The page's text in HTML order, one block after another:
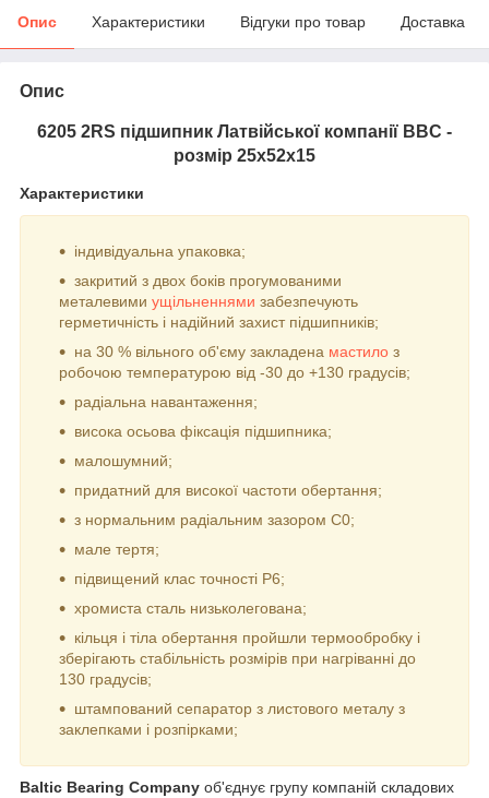
Опис Характеристики Відгуки про товар Доставка
Опис
6205 2RS підшипник Латвійської компанії BBC -
розмір 25х52х15
Характеристики
індивідуальна упаковка;
закритий з двох боків прогумованими
металевими ущільненнями забезпечують
герметичність і надійний захист підшипників;
на 30 % вільного об'єму закладена мастило з
робочою температурою від -30 до +130 градусів;
радіальна навантаження;
висока осьова фіксація підшипника;
малошумний;
придатний для високої частоти обертання;
з нормальним радіальним зазором С0;
мале тертя;
підвищений клас точності P6;
хромиста сталь низьколегована;
кільця і тіла обертання пройшли термообробку і
зберігають стабільність розмірів при нагріванні до
130 градусів;
штампований сепаратор з листового металу з
заклепками і розпірками;
Baltic Bearing Company об'єднує групу компаній складових